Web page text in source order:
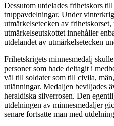
Dessutom utdelades frihetskors
truppavdelningar. Under
utmärkelsetecken av
utmärkelseutskottet innehåller
utdelandet av utmärkelsetecken
Frihetskrigets minnesmedalj
personer som hade deltagit i
väl till soldater som till civila,
utlänningar. Medaljen beviljades
heraldiska silverrosen. Den
utdelningen av minnesmedaljer
senare fortsatte man med